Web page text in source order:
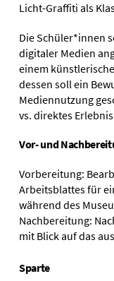
Licht-Graffiti als
Die Schüler*innen
digitaler Medien
einem
dessen soll ein
Mediennutzung
vs. direktes
Vor- und
Vorbereitung:
Arbeitsblattes für
während des
Nachbereitung:
mit Blick auf das
Sparte